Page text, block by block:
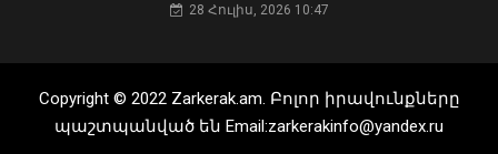
ստորագրման առաջին տարեդարձի
առիթով
28 Հուլիս, 2026 10:47
Copyright © 2022 Zarkerak.am. Բոլոր իրավունքները
պաշտպանված են Email:zarkerakinfo@yandex.ru